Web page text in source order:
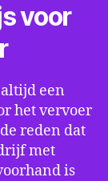
voor
een
het vervoer
reden dat
met
is